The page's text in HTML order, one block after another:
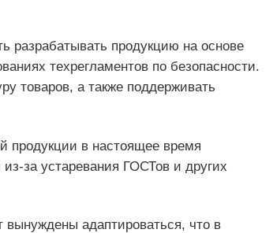
разрабатывать продукцию на основе
техрегламентов по безопасности.
товаров, а также поддерживать
продукции в настоящее время
за устаревания ГОСТов и других
адаптироваться, что в